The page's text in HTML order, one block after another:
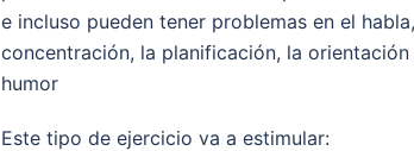
e incluso pueden tener problemas en el
concentración, la planificación, la
humor
Este tipo de ejercicio va a estimular: